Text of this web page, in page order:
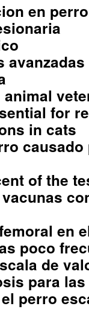
en
for
in cats
of the
en
poco
de
para
perro